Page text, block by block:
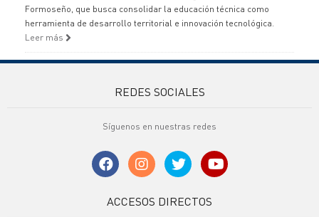
Formoseño, que busca consolidar la educación técnica como
herramienta de desarrollo territorial e innovación tecnológica.
Leer más
REDES SOCIALES
Síguenos en nuestras redes
ACCESOS DIRECTOS